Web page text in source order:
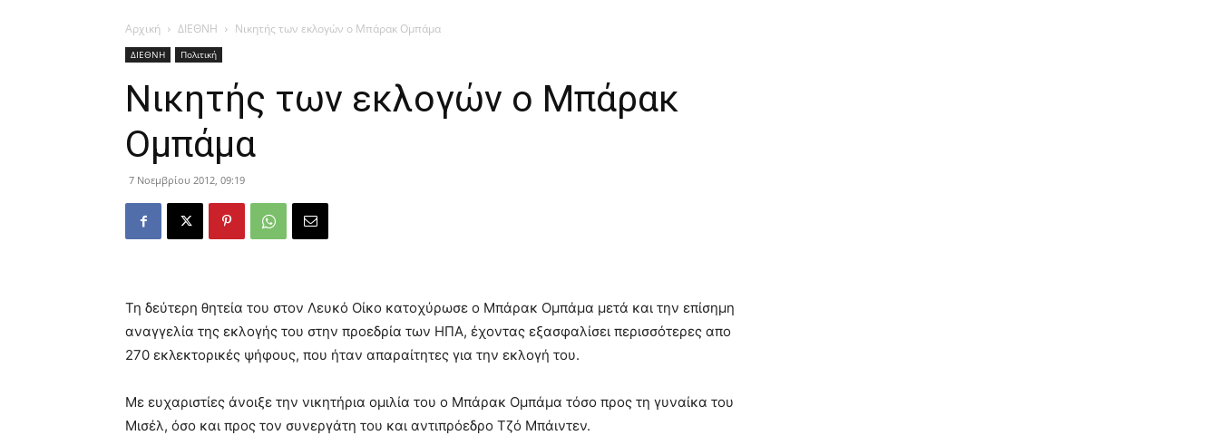
Αρχική ΔΙΕΘΝΗ Νικητής των εκλογών ο Μπάρακ Ομπάμα
ΔΙΕΘΝΗ Πολιτική
Νικητής των εκλογών ο Μπάρακ
Ομπάμα
7 Νοεμβρίου 2012, 09:19
Τη δεύτερη θητεία του στον Λευκό Οίκο κατοχύρωσε ο Μπάρακ Ομπάμα μετά και την επίσημη
αναγγελία της εκλογής του στην προεδρία των ΗΠΑ, έχοντας εξασφαλίσει περισσότερες απο
270 εκλεκτορικές ψήφους, που ήταν απαραίτητες για την εκλογή του.
Με ευχαριστίες άνοιξε την νικητήρια ομιλία του ο Μπάρακ Ομπάμα τόσο προς τη γυναίκα του
Μισέλ, όσο και προς τον συνεργάτη του και αντιπρόεδρο Τζό Μπάιντεν.